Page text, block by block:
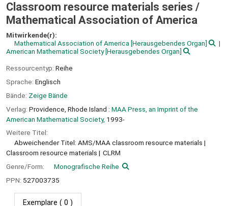
Classroom resource materials series /
Mathematical Association of America
Mitwirkende(r):
Mathematical Association of America [Herausgebendes Organ]
American Mathematical Society[Herausgebendes Organ]
Ressourcentyp: Reihe
Sprache: Englisch
Bände: Zeige Bände
Verlag: Providence, Rhode Island : MAA Press, an Imprint of the
American Mathematical Society, 1993-
Weitere Titel:
Abweichender Titel: AMS/MAA classroom resource materials
Classroom resource materials
CLRM
Genre/Form:
Monografische Reihe
PPN: 527003735
Exemplare ( 0 )